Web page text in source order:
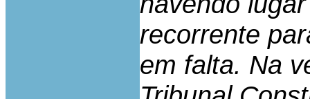
recorrente
em falta. Na